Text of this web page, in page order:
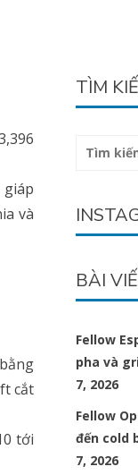
và
cắt
tới
TÌM
Tìm
BÀI
Fellow
pha và
7, 2026
Fellow
đến cold
7, 2026